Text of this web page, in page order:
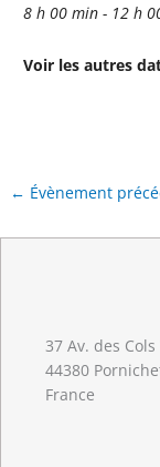
8 h 00 min - 12 h
Voir les autres
← Évènement
37 Av. des Cols
44380
France